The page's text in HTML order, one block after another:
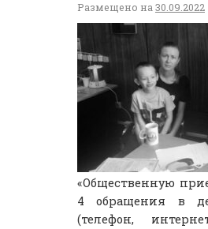
Размещено на 30.09.2022
«Общественную
4 обращения в
(телефон,